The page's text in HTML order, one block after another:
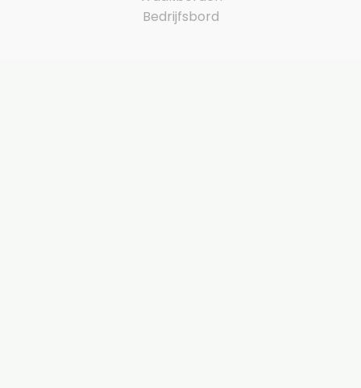
Bedrijfsbord